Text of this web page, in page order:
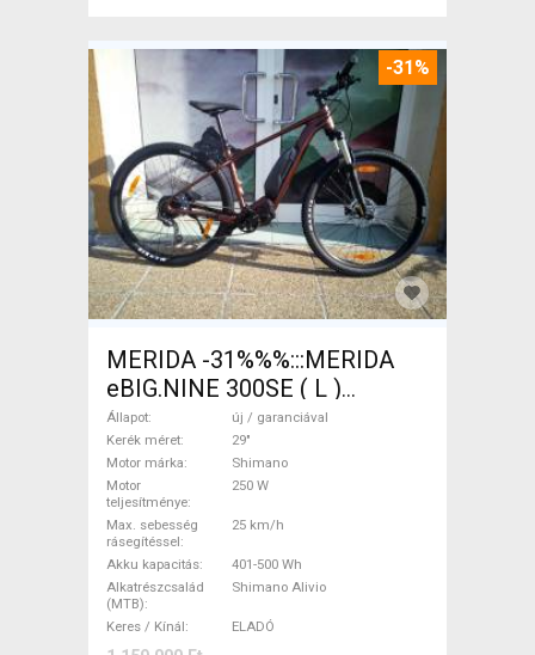
-31%
MERIDA -31%%%:::MERIDA
eBIG.NINE 300SE ( L )
Elektromos Mountain Bike
29" elöl teleszkópos Shimano
Shimano Alivio új /
garanciával ELADÓ
Állapot
új / garanciával
Kerék méret
29"
Motor márka
Shimano
Motor
teljesítménye
250 W
Max. sebesség
rásegítéssel
25 km/h
Akku kapacitás
401-500 Wh
Alkatrészcsalád
(MTB)
Shimano Alivio
Keres / Kínál ELADÓ